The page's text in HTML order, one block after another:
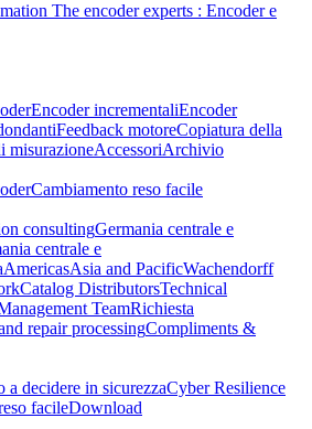
The encoder experts : Encoder e
Encoder incrementaliEncoder
Feedback motoreCopiatura della
misurazioneAccessoriArchivio
Cambiamento reso facile
consultingGermania centrale e
centrale e
AmericasAsia and PacificWachendorff
Catalog DistributorsTechnical
TeamRichiesta
repair processingCompliments &
a decidere in sicurezzaCyber Resilience
facileDownload